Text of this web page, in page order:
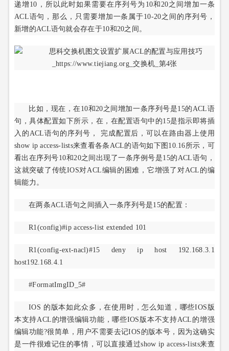
递增10，所以此时如果需要在序列号为10和20之间增加一条
ACL语句，那么，只需要增加一条属于10-20之间的序列号，
新增的ACL语句就会存在于10和20之间。
比如，现在，在10和20之间增加一条序列号是15的ACL语
句，具体配置如下所示，在，在配置语句中的15是指示即将插
入的ACL语句的序列号， 完成配置后，可以在路由器上使用
show ip access-lists来查看各条ACL的语句如下图10.16所示，可
看出在序列号10和20之间出现了一条序例号是15的ACL语句，
这就突破了传统IOS对ACL编辑的困难，它增强了对ACL的编
辑能力。
在两条ACL语句之间插入一条序列号是15的配置：
R1(config)#ip access-list extended 101
R1(config-ext-nacl)#15 deny ip host 192.168.3.1
host192.168.4.1
#FormatImgID_5#
IOS 的版本如此众多，在使用时，怎么知道，哪些IOS版
本支持ACL的增强编辑功能，哪些IOS版本不支持ACL的增强
编辑功能?很简单，用户不需要去记IOS的版本号，因为这确实
是一件很难记住的事情，可以直接通过show ip access-lists来查